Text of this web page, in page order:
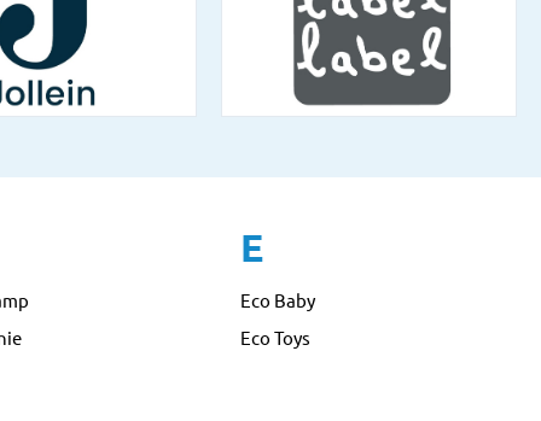
E
Eco Baby
Eco Toys